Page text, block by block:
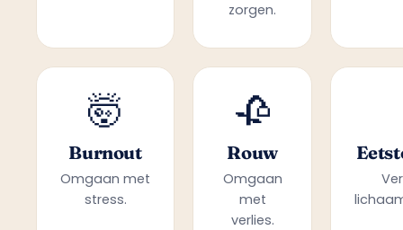
zorgen.
🤯
Burnout
Omgaan met
stress.
🥀
Rouw
Omgaan
met
verlies.